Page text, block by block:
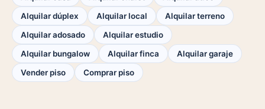
Alquilar dúplex
Alquilar local
Alquilar terreno
Alquilar adosado
Alquilar estudio
Alquilar bungalow
Alquilar finca
Alquilar garaje
Vender piso
Comprar piso